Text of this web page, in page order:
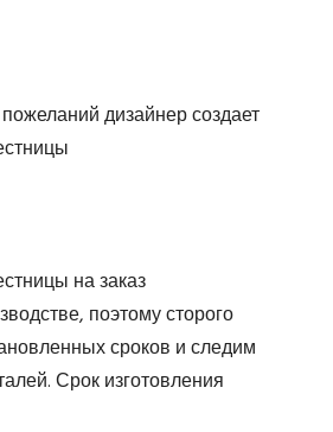
дизайнер создает
на заказ
поэтому сторого
сроков и следим
Срок изготовления